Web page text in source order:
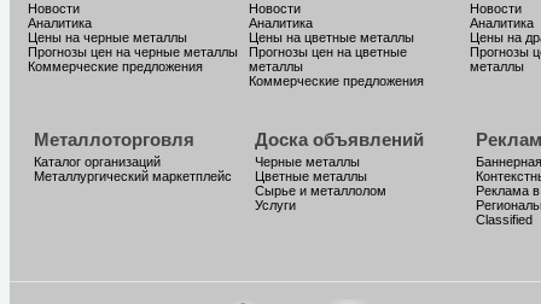
Новости
Аналитика
Цены на черные металлы
Прогнозы цен на черные металлы
Коммерческие предложения
Новости
Аналитика
Цены на цветные металлы
Прогнозы цен на цветные
металлы
Коммерческие предложения
Новости
Аналитика
Цены на
Прогнозы
металлы
Металлоторговля
Каталог организаций
Металлургический маркетплейс
Доска объявлений
Черные металлы
Цветные металлы
Сырье и металлолом
Услуги
Реклама
Classified